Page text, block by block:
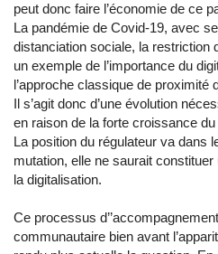
peut donc faire l’économie de ce
La pandémie de Covid-19, avec
distanciation sociale, la restriction
un exemple de l’importance du
l’approche classique de proximité
Il s’agit donc d’une évolution
en raison de la forte croissance
La position du régulateur va dans
mutation, elle ne saurait
la digitalisation.
Ce processus
communautaire bien avant